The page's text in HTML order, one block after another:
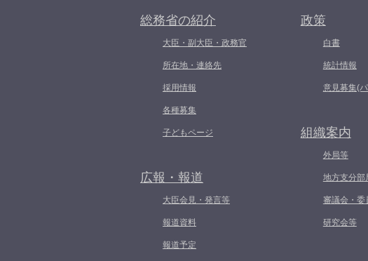
総務省の紹介
大臣・副大臣・政務官
所在地・連絡先
採用情報
各種募集
子どもページ
広報・報道
大臣会見・発言等
報道資料
報道予定
政策
白書
統計情報
意見募集(
組織案内
外局等
地方支分部
審議会・委
研究会等